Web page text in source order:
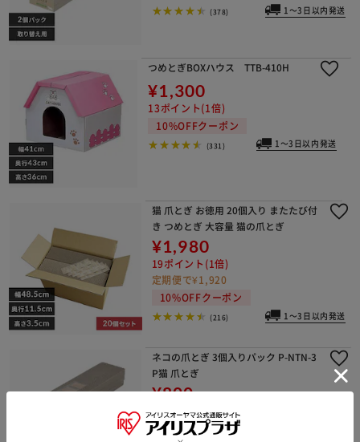
(378) 1～3日以内発送
つめとぎBOXハウス TTB-410H
¥1,300
13ポイント(1倍)
10%OFFクーポン
(331) 1～3日以内発送
猫 爪とぎ お徳用 20個入り またたび付
き つめとぎ 大容量 猫の爪とぎ
¥1,980
19ポイント(1倍)
定期便で¥1,920
10%OFFクーポン
(216) 1～3日以内発送
ネコの爪とぎ 3個入りパック P-NTN-3
P猫 爪とぎ
¥800
8ポイント(1倍)
10%OFFクーポン